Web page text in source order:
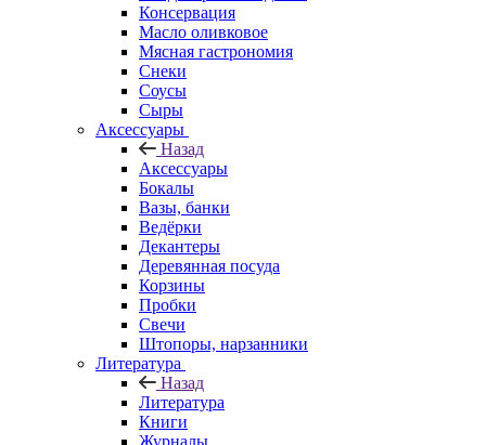
Консервация
Масло оливковое
Мясная гастрономия
Снеки
Соусы
Сыры
Аксессуары
Назад
Аксессуары
Бокалы
Вазы, банки
Ведёрки
Декантеры
Деревянная посуда
Корзины
Пробки
Свечи
Штопоры, нарзанники
Литература
Назад
Литература
Книги
Журналы